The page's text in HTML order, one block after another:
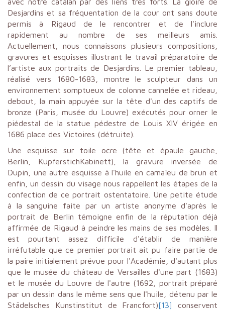
Desjardins et sa fréquentation de la cour ont sans doute
permis à Rigaud de le rencontrer et de l'inclure
rapidement au nombre de ses meilleurs amis.
Actuellement, nous connaissons plusieurs compositions,
gravures et esquisses illustrant le travail préparatoire de
l’artiste aux portraits de Desjardins. Le premier tableau,
réalisé vers 1680-1683, montre le sculpteur dans un
environnement somptueux de colonne cannelée et rideau,
debout, la main appuyée sur la tête d'un des captifs de
bronze (Paris, musée du Louvre) exécutés pour orner le
piédestal de la statue pédestre de Louis XIV érigée en
1686 place des Victoires (détruite).
Une esquisse sur toile ocre (tête et épaule gauche,
Berlin, KupferstichKabinett), la gravure inversée de
Dupin, une autre esquisse à l'huile en camaïeu de brun et
enfin, un dessin du visage nous rappellent les étapes de la
confection de ce portrait ostentatoire. Une petite étude
à la sanguine faite par un artiste anonyme d'après le
portrait de Berlin témoigne enfin de la réputation déjà
affirmée de Rigaud à peindre les mains de ses modèles. Il
est pourtant assez difficile d'établir de manière
irréfutable que ce premier portrait ait pu faire partie de
la paire initialement prévue pour l'Académie, d'autant plus
que le musée du château de Versailles d'une part (1683)
et le musée du Louvre de l'autre (1692, portrait préparé
par un dessin dans le même sens que l'huile, détenu par le
Städelsches Kunstinstitut de Francfort)[13]
conservent